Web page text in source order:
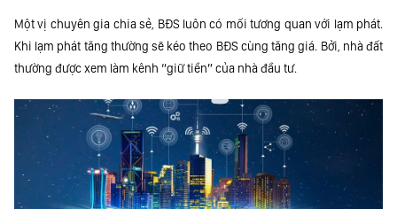
Một vị chuyên gia chia sẻ, BĐS luôn có mối tương quan với lạm phát.
Khi lạm phát tăng thường sẽ kéo theo BĐS cùng tăng giá. Bởi, nhà đất
thường được xem làm kênh “giữ tiền” của nhà đầu tư.